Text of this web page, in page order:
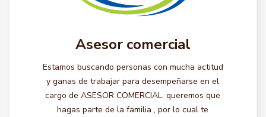
Asesor comercial
Estamos buscando personas con mucha actitud
y ganas de trabajar para desempeñarse en el
cargo de ASESOR COMERCIAL, queremos que
hagas parte de la familia , por lo cual te